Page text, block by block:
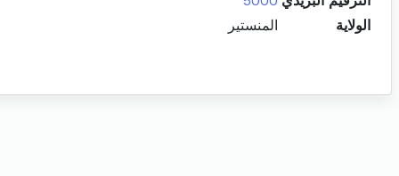
الولاية
المنستير